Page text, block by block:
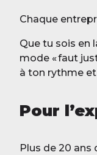
Chaque
Que tu sois en
mode « faut
à ton rythme
Pour
Plus de 20 ans